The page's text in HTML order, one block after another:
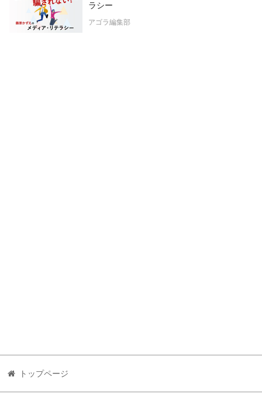
ラシー
アゴラ編集部
トップページ